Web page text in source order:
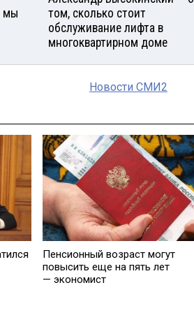
мы
том, сколько стоит
обслуживание лифта в
многоквартирном доме
Новости СМИ2
Пенсионный возраст могут
повысить еще на пять лет
— экономист